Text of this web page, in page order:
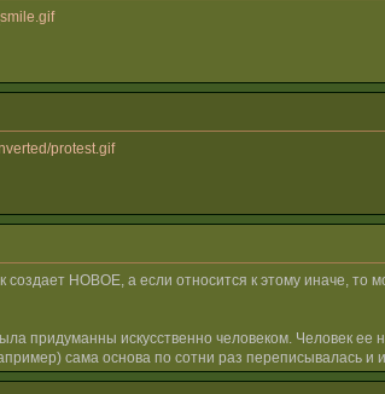
protest.gif
создает НОВОЕ, а если относится к этому иначе,
придуманны искусственно человеком. Человек ее
сама основа по сотни раз переписывалась